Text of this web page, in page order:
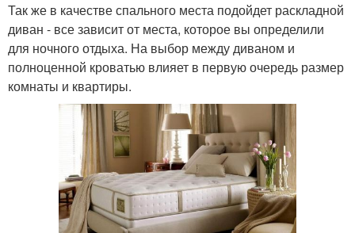
Так же в качестве спального места подойдет раскладной
диван - все зависит от места, которое вы определили
для ночного отдыха. На выбор между диваном и
полноценной кроватью влияет в первую очередь размер
комнаты и квартиры.